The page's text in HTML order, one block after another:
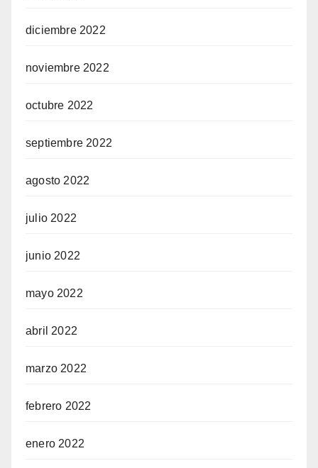
diciembre 2022
noviembre 2022
octubre 2022
septiembre 2022
agosto 2022
julio 2022
junio 2022
mayo 2022
abril 2022
marzo 2022
febrero 2022
enero 2022